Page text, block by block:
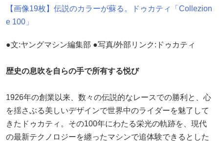
【画像19枚】伝説のカラーが蘇る。ドゥカティ「Collezion
e 100」
●文:ヤングマシン編集部 ●写真/外部リンク:ドゥカティ
歴史の息吹を自らの手で所有する悦び
1926年の創業以来、数々の伝説的なレースでの勝利と、心
を揺さぶる美しいデザインで世界中のライダーを魅了して
きたドゥカティ。その100年にわたる栄光の軌跡を、現代
の最新テクノロジーを纏ったマシンで追体験できるとした